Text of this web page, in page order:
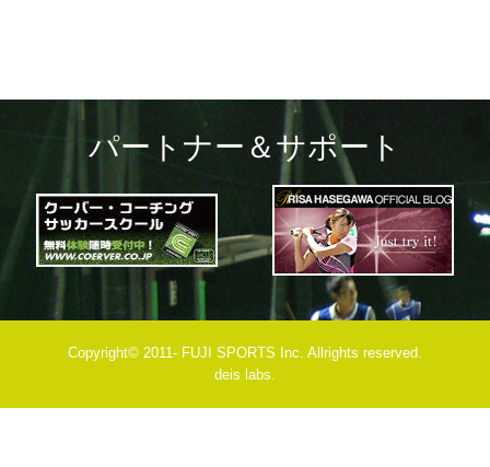
パートナー＆サポート
Copyright© 2011- FUJI SPORTS Inc. Allrights reserved.
deis labs.